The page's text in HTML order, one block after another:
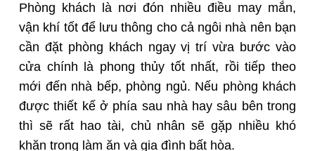
Phòng khách là nơi đón nhiều điều may mắn,
vận khí tốt để lưu thông cho cả ngôi nhà nên bạn
cần đặt phòng khách ngay vị trí vừa bước vào
cửa chính là phong thủy tốt nhất, rồi tiếp theo
mới đến nhà bếp, phòng ngủ. Nếu phòng khách
được thiết kế ở phía sau nhà hay sâu bên trong
thì sẽ rất hao tài, chủ nhân sẽ gặp nhiều khó
khăn trong làm ăn và gia đình bất hòa.